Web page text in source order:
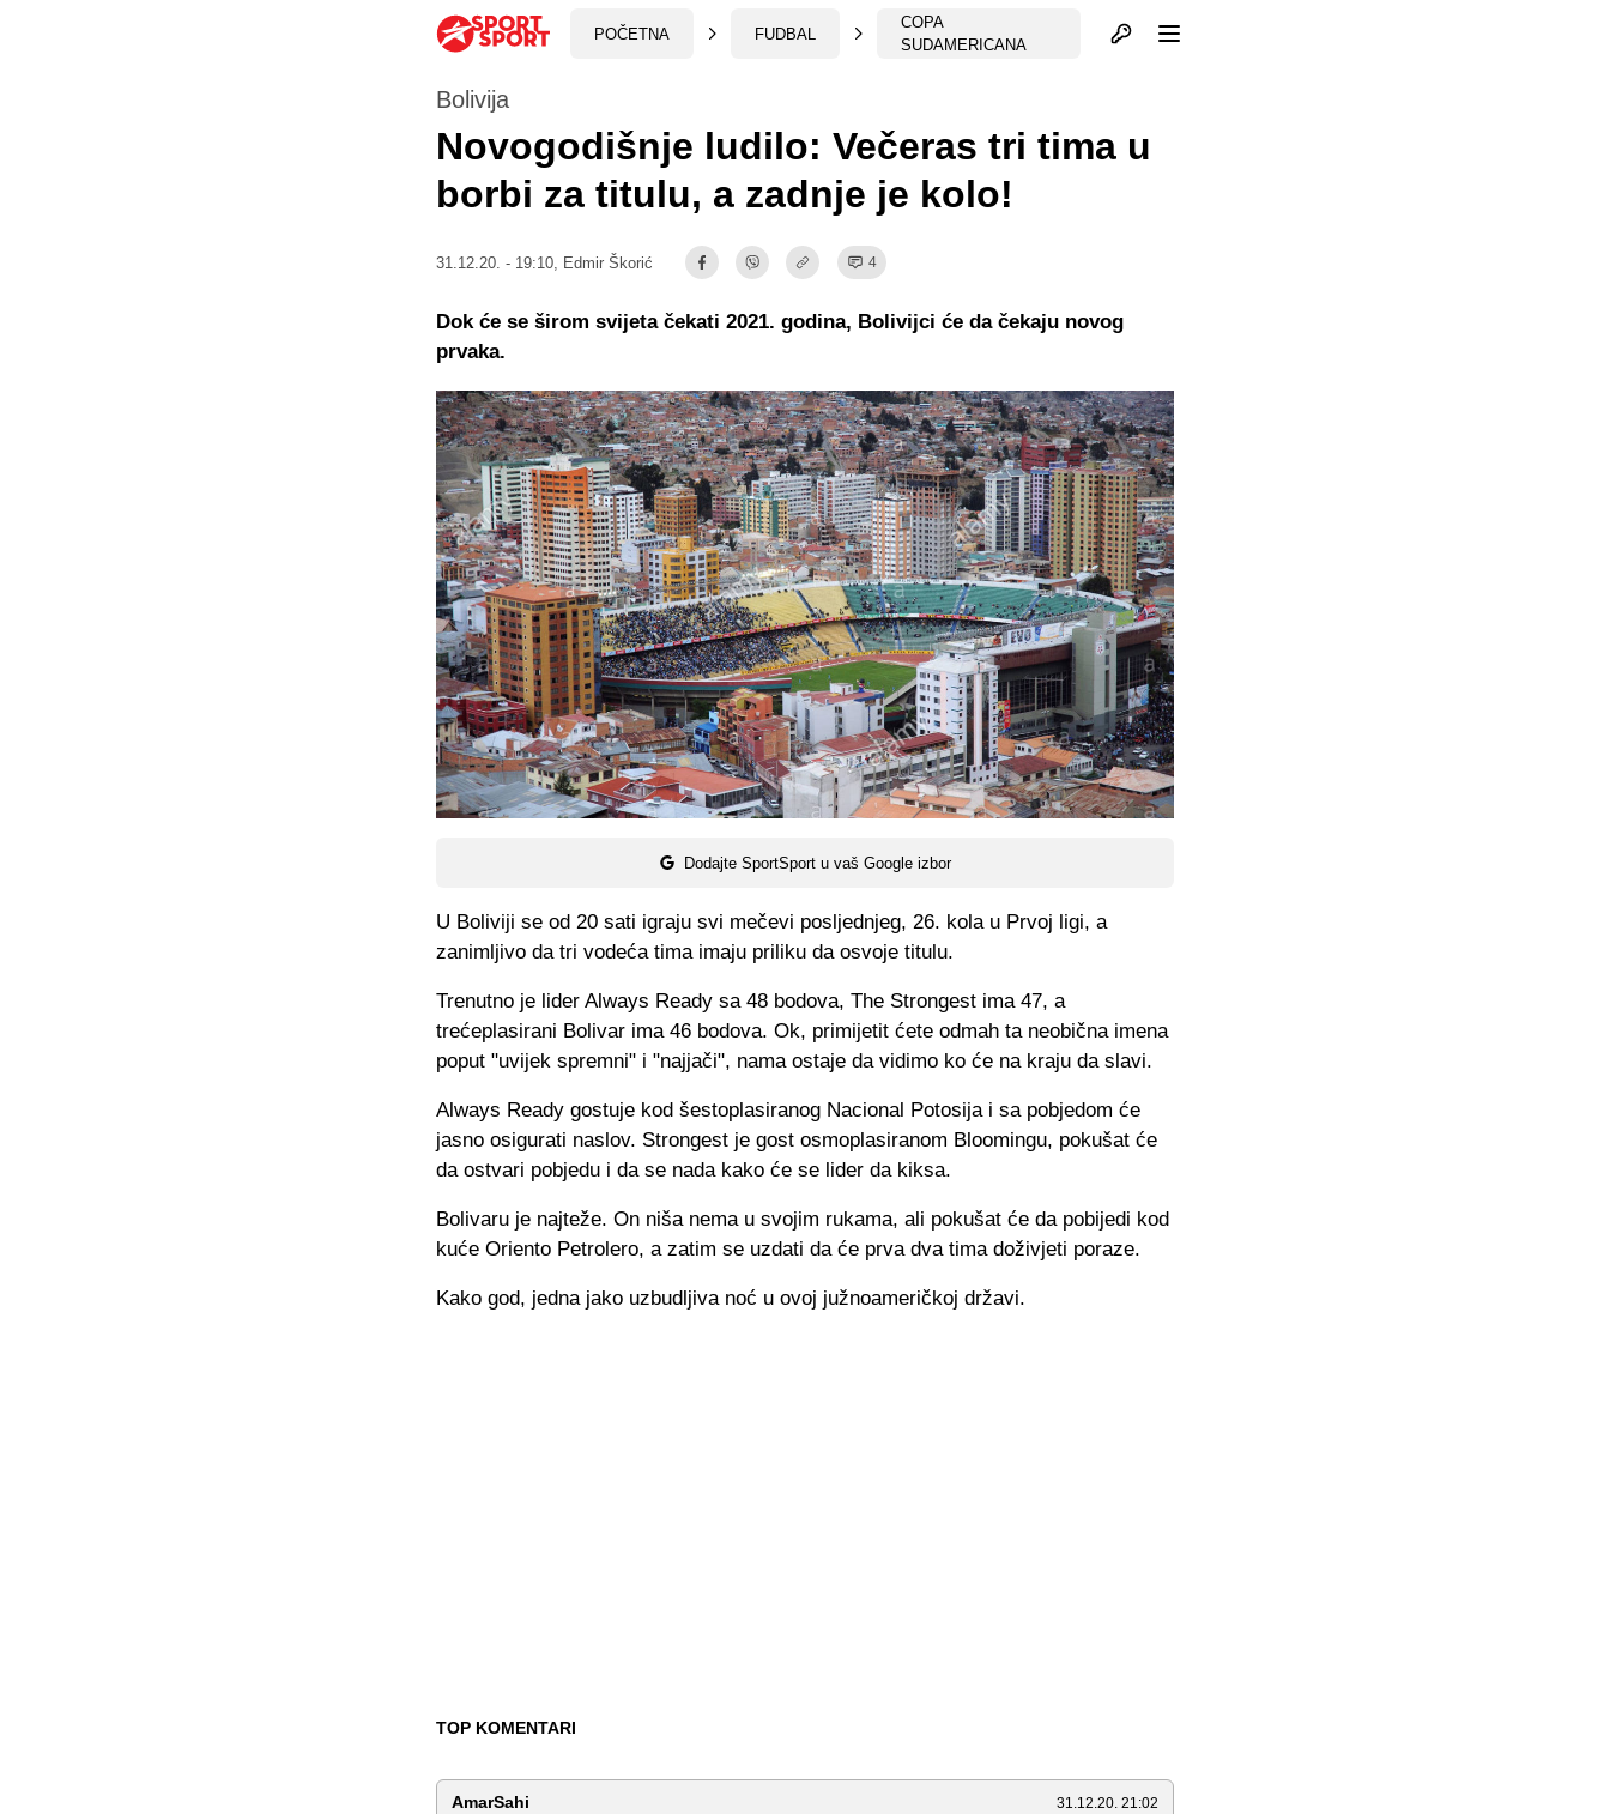
POČETNA FUDBAL
COPA
SUDAMERICANA
Otvori profil
Bolivija
Novogodišnje ludilo: Večeras tri tima u
borbi za titulu, a zadnje je kolo!
31.12.20. - 19:10, Edmir Škorić 4
Dodajte SportSport u vaš Google izbor
Dok će se širom svijeta čekati 2021. godina, Bolivijci će da čekaju novog
prvaka.
U Boliviji se od 20 sati igraju svi mečevi posljednjeg, 26. kola u Prvoj ligi, a
zanimljivo da tri vodeća tima imaju priliku da osvoje titulu.
Trenutno je lider Always Ready sa 48 bodova, The Strongest ima 47, a
trećeplasirani Bolivar ima 46 bodova. Ok, primijetit ćete odmah ta neobična imena
poput "uvijek spremni" i "najjači", nama ostaje da vidimo ko će na kraju da slavi.
Always Ready gostuje kod šestoplasiranog Nacional Potosija i sa pobjedom će
jasno osigurati naslov. Strongest je gost osmoplasiranom Bloomingu, pokušat će
da ostvari pobjedu i da se nada kako će se lider da kiksa.
Bolivaru je najteže. On niša nema u svojim rukama, ali pokušat će da pobijedi kod
kuće Oriento Petrolero, a zatim se uzdati da će prva dva tima doživjeti poraze.
Kako god, jedna jako uzbudljiva noć u ovoj južnoameričkoj državi.
TOP KOMENTARI
AmarSahi 31.12.20. 21:02